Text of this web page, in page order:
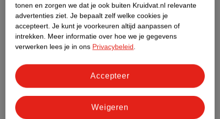
tonen en zorgen we dat je ook buiten Kruidvat.nl relevante
advertenties ziet. Je bepaalt zelf welke cookies je
accepteert. Je kunt je voorkeuren altijd aanpassen of
intrekken. Meer informatie over hoe we je gegevens
verwerken lees je in ons Privacybeleid.
Weigeren
Accepteer